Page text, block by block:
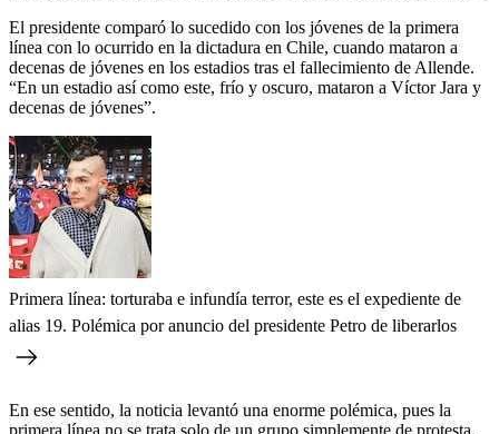
El presidente comparó lo sucedido con los jóvenes de la primera
línea con lo ocurrido en la dictadura en Chile, cuando mataron a
decenas de jóvenes en los estadios tras el fallecimiento de Allende.
“En un estadio así como este, frío y oscuro, mataron a Víctor Jara y
decenas de jóvenes”.
Primera línea: torturaba e infundía terror, este es el expediente de
alias 19. Polémica por anuncio del presidente Petro de liberarlos
En ese sentido, la noticia levantó una enorme polémica, pues la
primera línea no se trata solo de un grupo simplemente de protesta.